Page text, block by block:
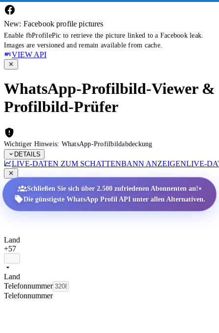
New: Facebook profile pictures
Enable fbProfilePic to retrieve the picture linked to a Facebook leak.
Images are versioned and remain available from cache.
VIEW API
WhatsApp-Profilbild-Viewer &
Profilbild-Prüfer
Wichtiger Hinweis: WhatsApp-Profilbildabdeckung
DETAILS
LIVE-DATEN ZUM SCHATTENBANN ANZEIGENLIVE-
Schließen Sie sich über 2.500 zufriedenen Abonnenten an!•
Die günstigste WhatsApp Profil API unter allen Alternativen.
Land
+57
Land
Telefonnummer
Telefonnummer